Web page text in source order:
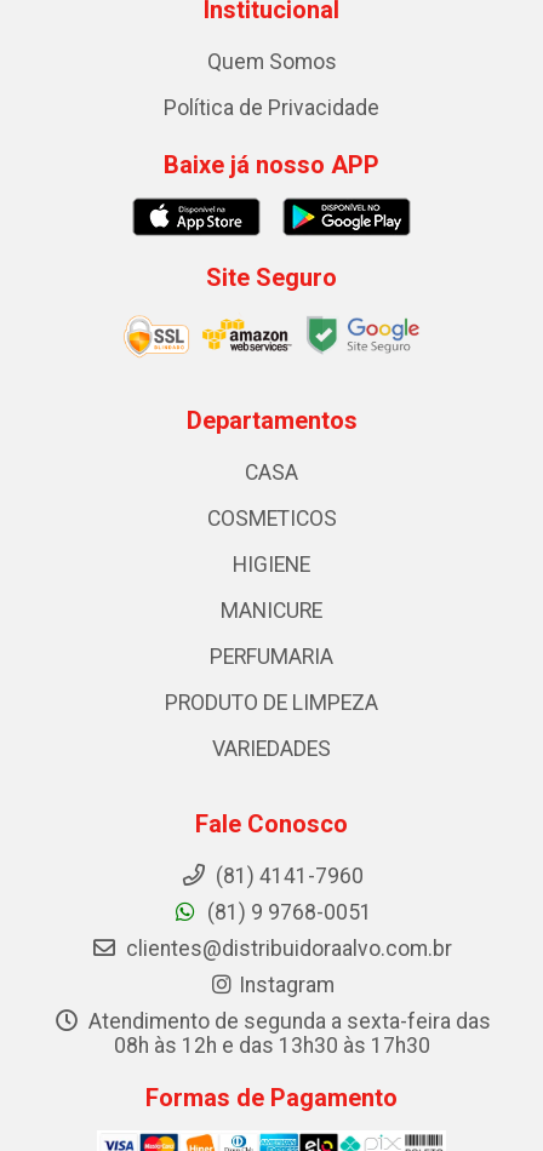
Institucional
Quem Somos
Política de Privacidade
Baixe já nosso APP
Site Seguro
Departamentos
CASA
COSMETICOS
HIGIENE
MANICURE
PERFUMARIA
PRODUTO DE LIMPEZA
VARIEDADES
Fale Conosco
(81) 4141-7960
(81) 9 9768-0051
clientes@distribuidoraalvo.com.br
Instagram
Atendimento de segunda a sexta-feira das
08h às 12h e das 13h30 às 17h30
Formas de Pagamento